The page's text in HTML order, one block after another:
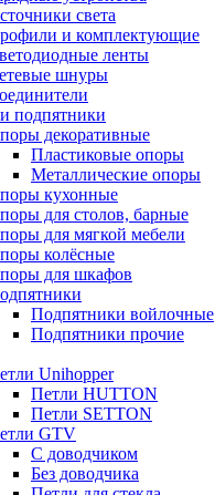
света
и комплектующие
ленты
шнуры
подпятники
декоративные
Пластиковые опоры
Металлические опоры
кухонные
для столов, барные
для мягкой мебели
колёсные
для шкафов
Подпятники войлочные
Подпятники прочие
Unihopper
Петли HUTTON
Петли SETTON
GTV
С доводчиком
Без доводчика